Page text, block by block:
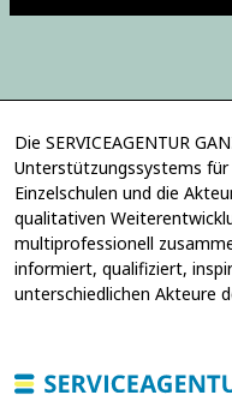
*
g
Die SERVICEAGENTUR
Unterstützungssystems
Einzelschulen und die
qualitativen
multiprofessionell
informiert, qualifiziert,
unterschiedlichen Akteure